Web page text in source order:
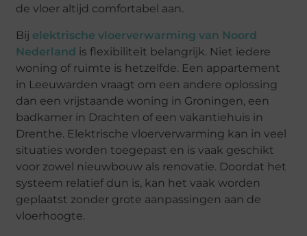
de vloer altijd comfortabel aan.
Bij elektrische vloerverwarming van Noord
Nederland is flexibiliteit belangrijk. Niet iedere
woning of ruimte is hetzelfde. Een appartement
in Leeuwarden vraagt om een andere oplossing
dan een vrijstaande woning in Groningen, een
badkamer in Drachten of een vakantiehuis in
Drenthe. Elektrische vloerverwarming kan in veel
situaties worden toegepast en is vaak geschikt
voor zowel nieuwbouw als renovatie. Doordat het
systeem relatief dun is, kan het vaak worden
geplaatst zonder grote aanpassingen aan de
vloerhoogte.